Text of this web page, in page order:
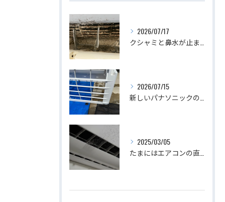
2026/07/17
2026/07/15
2025/03/05